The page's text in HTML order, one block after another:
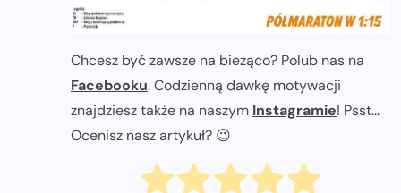
Chcesz być zawsze na bieżąco? Polub nas na
Facebooku. Codzienną dawkę motywacji
znajdziesz także na naszym Instagramie! Psst...
Ocenisz nasz artykuł? 😉